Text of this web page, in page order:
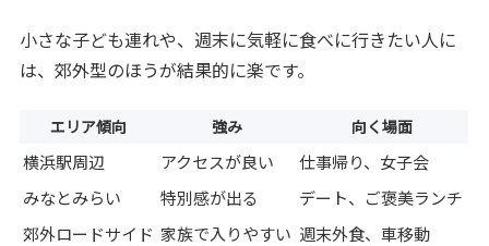
小さな子ども連れや、週末に気軽に食べに行きたい人に
は、郊外型のほうが結果的に楽です。
エリア傾向 強み 向く場面
横浜駅周辺 アクセスが良い
仕事帰り、女子会
みなとみらい
特別感が出る
デート、ご褒美ランチ
郊外ロードサイド 家族で入りやすい 週末外食、車移動